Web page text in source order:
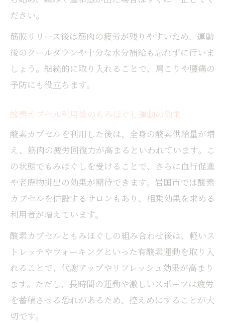
ださい。
筋膜リリース後は筋肉の疲労が残りやすいため、運動
後のクールダウンや十分な水分補給も忘れずに行いま
しょう。継続的に取り入れることで、肩こりや腰痛の
予防にも役立ちます。
酸素カプセル利用後のもみほぐし運動の効果
酸素カプセルを利用した後は、全身の酸素供給量が増
え、筋肉の疲労回復力が高まるといわれています。こ
の状態でもみほぐしを受けることで、さらに血行促進
や老廃物排出の効果が期待できます。岩国市では酸素
カプセルを併設するサロンもあり、相乗効果を求める
利用者が増えています。
酸素カプセルともみほぐしの組み合わせ後は、軽いス
トレッチやウォーキングといった有酸素運動を取り入
れることで、代謝アップやリフレッシュ効果が高まり
ます。ただし、長時間の運動や激しいスポーツは疲労
を蓄積させる恐れがあるため、控えめにすることが大
切です。